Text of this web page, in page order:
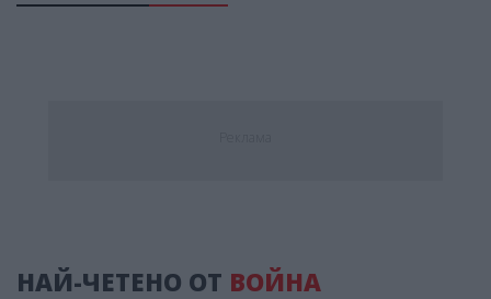
НАЙ-ЧЕТЕНО ОТ ВОЙНА